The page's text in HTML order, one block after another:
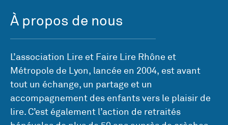
À propos de nous
L’association Lire et Faire Lire Rhône et
Métropole de Lyon, lancée en 2004, est avant
tout un échange, un partage et un
accompagnement des enfants vers le plaisir de
lire. C’est également l’action de retraités